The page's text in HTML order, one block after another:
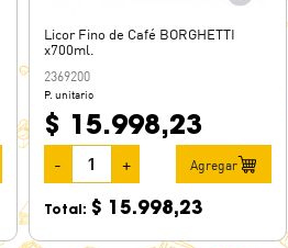
Licor Fino de Café BORGHETTI
x700ml.
2369200
P. unitario
$ 15.998,23
- + Agregar
Total: $ 15.998,23